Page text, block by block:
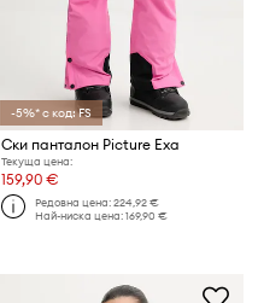
-5%* с код: FS
Ски панталон Picture Exa
Текуща цена:
159,90 €
Редовна цена:224,92 €
Най-ниска цена:169,90 €